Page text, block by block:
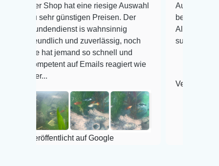
Shop hat eine riesige Auswahl
günstigen Preisen. Der
is wahnsinnig
und zuverlässig, noch
hat jemand so schnell und
auf Emails reagiert wie
auf Google
Auswahl plus
befinden der Fische
Alles ist quick
super Zustand. Gerne
Veröffentlicht auf